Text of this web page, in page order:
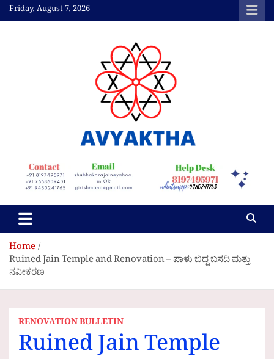
Skip
to
Friday, August 7, 2026
Avyaktha Bulletin:
Connecting Temples,
Professionals, &
Communities
Home
Ruined Jain Temple and Renovation – ಪಾಳು ಬಿದ್ದ ಬಸದಿ ಮತ್ತು
ನವೀಕರಣ
RENOVATION BULLETIN
Ruined Jain Temple